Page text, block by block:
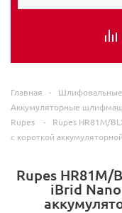
Главная -
Аккумуляторные
Rupes
-
Rupes HR81M/
с короткой
Rupes
iBrid Nano